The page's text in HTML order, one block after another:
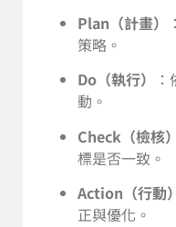
Plan（計畫）
策略。
Do（執行）
動。
Check（檢核）
標是否一致。
Action（行動）
正與優化。